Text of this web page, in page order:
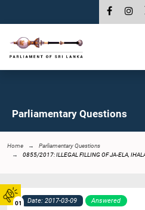
01
Parliamentary Questions
Home
Parliamentary Questions
0855/2017: ILLEGAL FILLING OF JA-ELA,
Date: 2017-03-09 Answered